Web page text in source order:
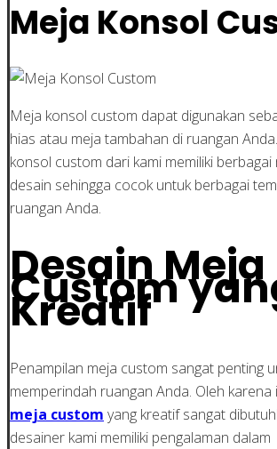
Meja Konsol
Meja konsol custom dapat digunakan
hias atau meja tambahan di ruangan
konsol custom dari kami memiliki berbagai
desain sehingga cocok untuk berbagai
ruangan Anda.
Desain Meja
Custom
Kreatif
Penampilan meja custom sangat penting
memperindah ruangan Anda. Oleh karena
meja custom yang kreatif sangat
desainer kami memiliki pengalaman dalam